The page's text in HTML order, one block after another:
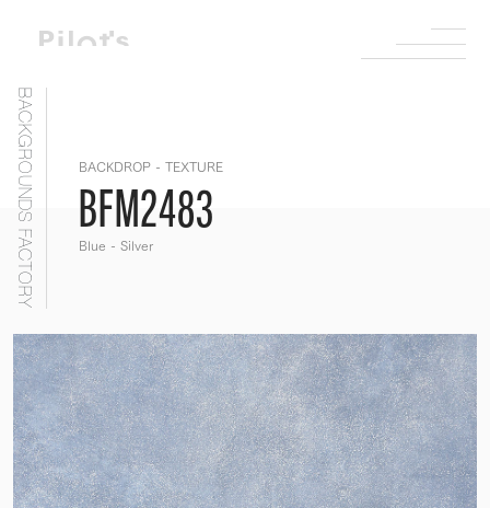
BACKGROUNDS FACTORY BACKDROP - TEXTURE
BFM2483
Blue - Silver